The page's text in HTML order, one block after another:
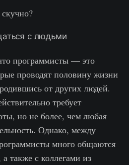
с людьми
программисты — это
проводят половину жизни
от других людей.
требует
но не более, чем любая
Однако, между
много общаются
также с коллегами из